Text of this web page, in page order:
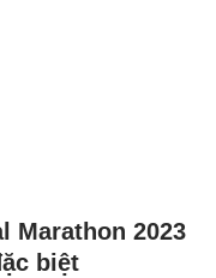
Marathon 2023
biệt